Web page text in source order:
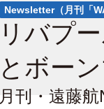
Newsletter（月刊「
リバプ
とボー
月刊・遠藤